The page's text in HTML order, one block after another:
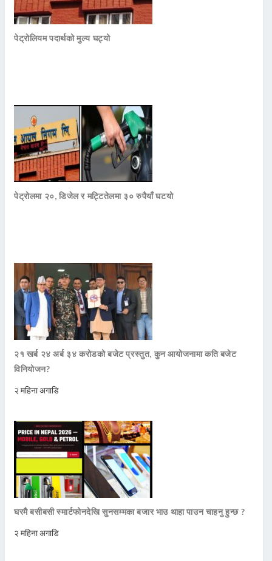
पेट्रोलियम पदार्थको मुल्य घट्यो
पेट्रोलमा २०, डिजेल र मट्टितेलमा ३० रुपैयाँ घटयो
२१ खर्ब २४ अर्ब ३४ करोडको बजेट प्रस्तुत, कुन आयोजनामा कति बजेट
विनियोजन?
२ महिना अगाडि
घरमै बसीबसी स्मार्टफोनदेखि सुनसम्मका बजार भाउ थाहा पाउन चाहनु हुन्छ ?
२ महिना अगाडि